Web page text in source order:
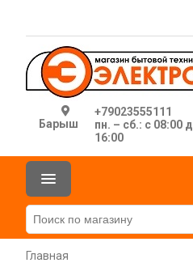
Барыш
+79023555111
пн. – сб.: с 08:00
16:00
Главная